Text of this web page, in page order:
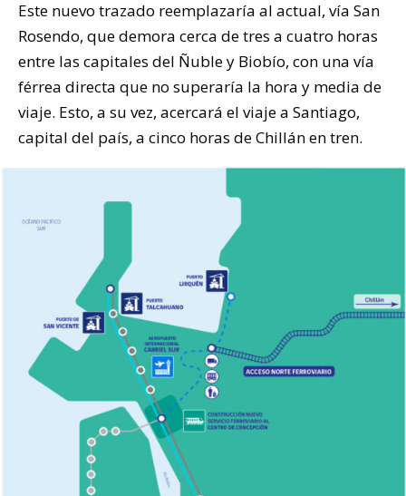
Este nuevo trazado reemplazaría al actual, vía San
Rosendo, que demora cerca de tres a cuatro horas
entre las capitales del Ñuble y Biobío, con una vía
férrea directa que no superaría la hora y media de
viaje. Esto, a su vez, acercará el viaje a Santiago,
capital del país, a cinco horas de Chillán en tren.